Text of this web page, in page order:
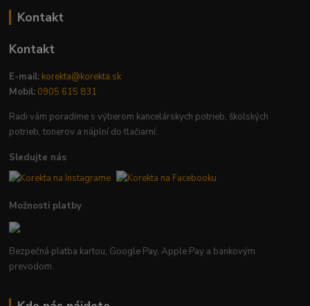
Kontakt
Kontakt
E-mail: korekta@korekta.sk
Mobil: 0905 615 831
Radi vám poradíme s výberom kancelárskych potrieb, školských
potrieb, tonerov a náplní do tlačiarní.
Sledujte nás
Možnosti platby
Bezpečná platba kartou, Google Pay, Apple Pay a bankovým
prevodom.